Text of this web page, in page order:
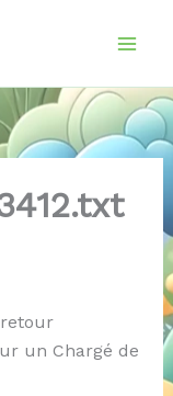
un Chargé de